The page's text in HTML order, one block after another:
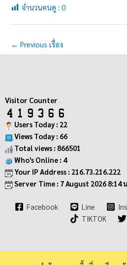
จำนวนคนดู : 0
← Previous เรื่อง
Visitor Counter
Users Today : 22
Views Today : 66
Total views : 866501
Who's Online : 4
Your IP Address : 216.73.216.222
Server Time : 7 August 2026 8:14
Facebook Line
TIKTOK